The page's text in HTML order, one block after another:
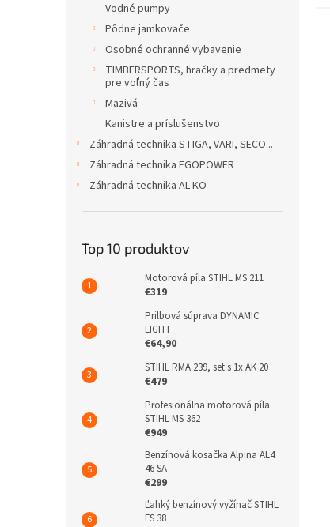
Vodné pumpy
Pôdne jamkovače
Osobné ochranné vybavenie
TIMBERSPORTS, hračky a predmety
pre voľný čas
Mazivá
Kanistre a príslušenstvo
Záhradná technika STIGA, VARI, SECO...
Záhradná technika EGOPOWER
Záhradná technika AL-KO
Top 10 produktov
Motorová píla STIHL MS 211
€319
Prilbová súprava DYNAMIC
LIGHT
€64,90
STIHL RMA 239, set s 1x AK 20
€479
Profesionálna motorová píla
STIHL MS 362
€949
Benzínová kosačka Alpina AL4
46 SA
€299
Ľahký benzínový vyžínač STIHL
FS 38